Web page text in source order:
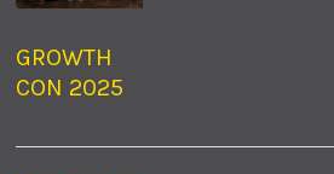
GROWTH
CON 2025